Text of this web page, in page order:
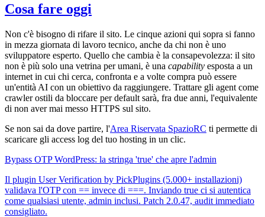
Cosa fare oggi
Non c'è bisogno di rifare il sito. Le cinque azioni qui sopra si fanno
in mezza giornata di lavoro tecnico, anche da chi non è uno
sviluppatore esperto. Quello che cambia è la consapevolezza: il sito
non è più solo una vetrina per umani, è una capability esposta a un
internet in cui chi cerca, confronta e a volte compra può essere
un'entità AI con un obiettivo da raggiungere. Trattare gli agent come
crawler ostili da bloccare per default sarà, fra due anni, l'equivalente
di non aver mai messo HTTPS sul sito.
Se non sai da dove partire, l'Area Riservata SpazioRC ti permette di
scaricare gli access log del tuo hosting in un clic.
Bypass OTP WordPress: la stringa 'true' che apre l'admin
Il plugin User Verification by PickPlugins (5.000+ installazioni)
validava l'OTP con == invece di ===. Inviando true ci si autentica
come qualsiasi utente, admin inclusi. Patch 2.0.47, audit immediato
consigliato.